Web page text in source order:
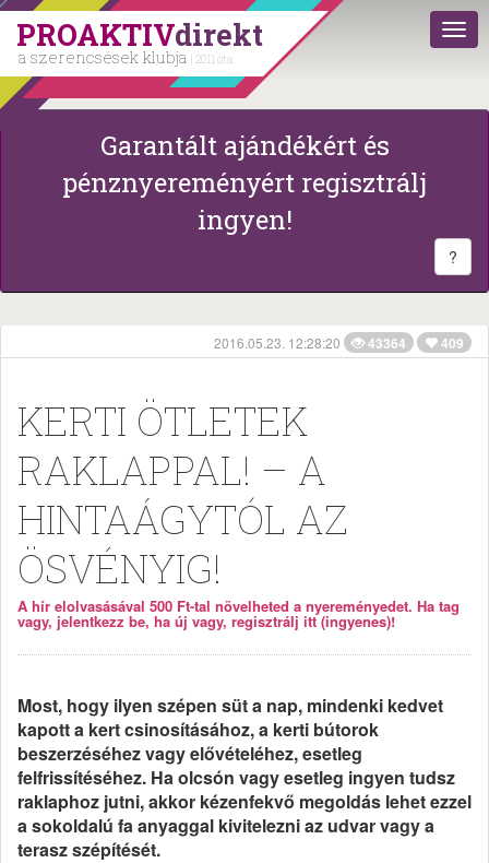
PROAKTIVdirekt
a szerencsések klubja | 2011 óta
Garantált ajándékért és
pénznyereményért regisztrálj
ingyen!
?
2016.05.23. 12:28:20 43364 409
KERTI ÖTLETEK
RAKLAPPAL! – A
HINTAÁGYTÓL AZ
ÖSVÉNYIG!
A hír elolvasásával 500 Ft-tal növelheted a nyereményedet. Ha tag
vagy, jelentkezz be, ha új vagy, regisztrálj itt (ingyenes)!
Most, hogy ilyen szépen süt a nap, mindenki kedvet
kapott a kert csinosításához, a kerti bútorok
beszerzéséhez vagy elővételéhez, esetleg
felfrissítéséhez. Ha olcsón vagy esetleg ingyen tudsz
raklaphoz jutni, akkor kézenfekvő megoldás lehet ezzel
a sokoldalú fa anyaggal kivitelezni az udvar vagy a
terasz szépítését.